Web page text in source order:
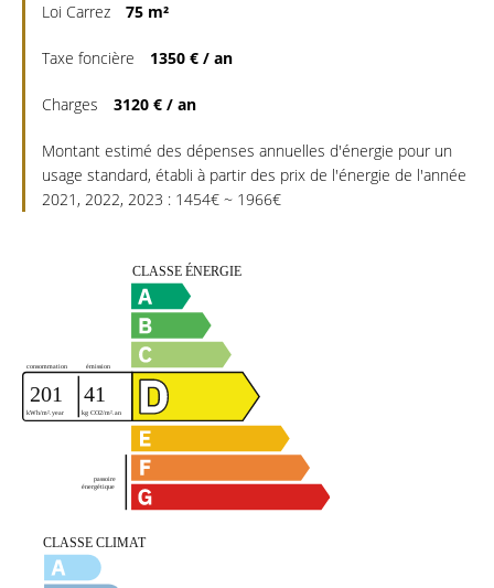
Loi Carrez 75 m²
Taxe foncière 1350 € / an
Charges 3120 € / an
Montant estimé des dépenses annuelles d'énergie pour un
usage standard, établi à partir des prix de l'énergie de l'année
2021, 2022, 2023 : 1454€ ~ 1966€